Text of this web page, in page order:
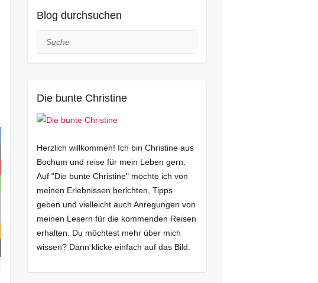
Blog durchsuchen
Suche
Die bunte Christine
Herzlich willkommen! Ich bin Christine aus
Bochum und reise für mein Leben gern.
Auf "Die bunte Christine" möchte ich von
meinen Erlebnissen berichten, Tipps
geben und vielleicht auch Anregungen von
meinen Lesern für die kommenden Reisen
erhalten. Du möchtest mehr über mich
wissen? Dann klicke einfach auf das Bild.